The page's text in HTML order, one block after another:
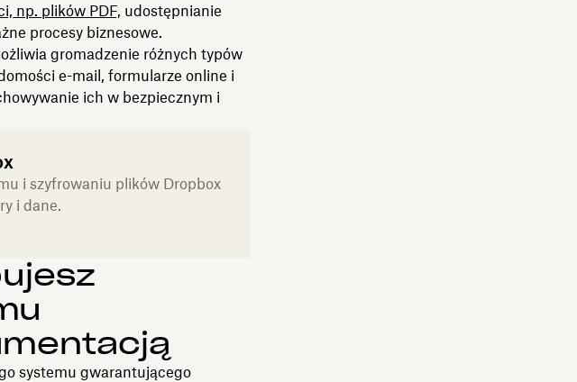
np. plików PDF, udostępnianie
procesy biznesowe.
gromadzenie różnych typów
e-mail, formularze online i
ich w bezpiecznym i
i szyfrowaniu plików Dropbox
i dane.
systemu gwarantującego